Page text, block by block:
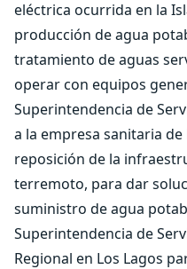
eléctrica ocurrida en la
producción de agua
tratamiento de aguas
operar con equipos
Superintendencia de
a la empresa sanitaria de
reposición de la
terremoto, para dar
suministro de agua
Superintendencia de
Regional en Los Lagos